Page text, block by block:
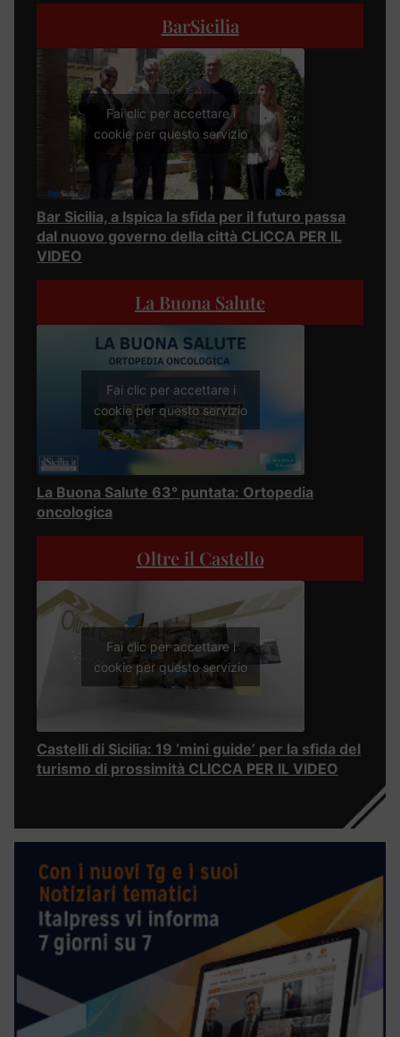
BarSicilia
Fai clic per accettare i
cookie per questo servizio
Bar Sicilia, a Ispica la sfida per il futuro passa
dal nuovo governo della città CLICCA PER IL
VIDEO
La Buona Salute
Fai clic per accettare i
cookie per questo servizio
La Buona Salute 63° puntata: Ortopedia
oncologica
Oltre il Castello
Fai clic per accettare i
cookie per questo servizio
Castelli di Sicilia: 19 ‘mini guide’ per la sfida del
turismo di prossimità CLICCA PER IL VIDEO